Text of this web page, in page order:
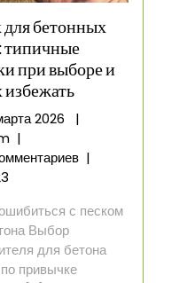
бетонных
типичные
при выборе и
избежать
2026 10
2026
|
Песок
для
типичные
ошибки
при
выборе
|
|
с песком
Выбор
для бетона
привычке